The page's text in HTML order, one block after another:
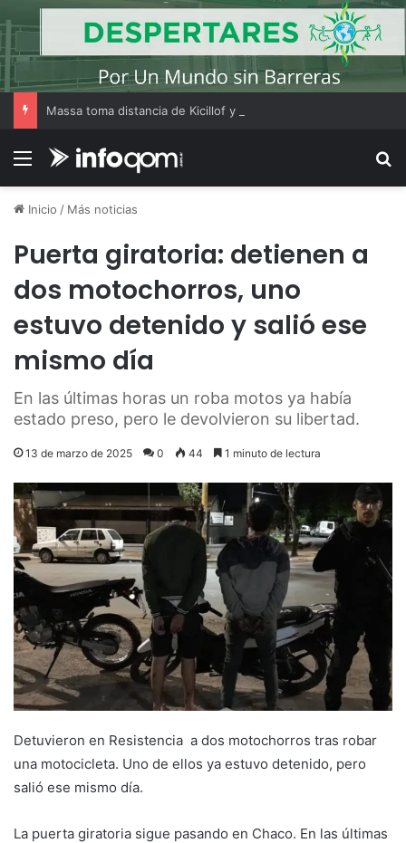
Menú
Inicio / Más noticias
Puerta giratoria: detienen a
dos motochorros, uno
estuvo detenido y salió ese
mismo día
En las últimas horas un roba motos ya había
estado preso, pero le devolvieron su libertad.
13 de marzo de 2025 0 44 1 minuto de lectura
Detuvieron en Resistencia a dos motochorros tras robar
una motocicleta. Uno de ellos ya estuvo detenido, pero
salió ese mismo día.
La puerta giratoria sigue pasando en Chaco. En las últimas